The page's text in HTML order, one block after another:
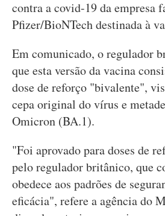
contra a covid-19 da empresa
Pfizer/BioNTech destinada à
Em comunicado, o regulador
que esta versão da vacina
dose de reforço "bivalente",
cepa original do vírus e
Omicron (BA.1).
"Foi aprovado para doses de
pelo regulador britânico, que
obedece aos padrões de
eficácia", refere a agência do